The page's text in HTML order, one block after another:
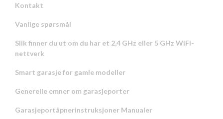
Kontakt
Vanlige spørsmål
Slik finner du ut om du har et 2,4 GHz eller 5 GHz WiFi-
nettverk
Smart garasje for gamle modeller
Generelle emner om garasjeporter
Garasjeportåpnerinstruksjoner Manualer